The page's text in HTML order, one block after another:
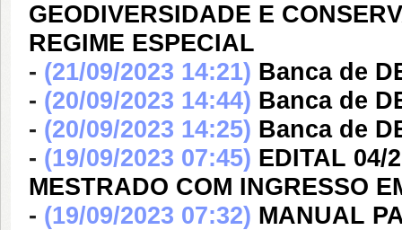
GEODIVERSIDADE E
REGIME ESPECIAL
- (21/09/2023 14:21) Banca de
- (20/09/2023 14:44) Banca de
- (20/09/2023 14:25) Banca de
- (19/09/2023 07:45) EDITAL 04/
MESTRADO COM INGRESSO
- (19/09/2023 07:32) MANUAL